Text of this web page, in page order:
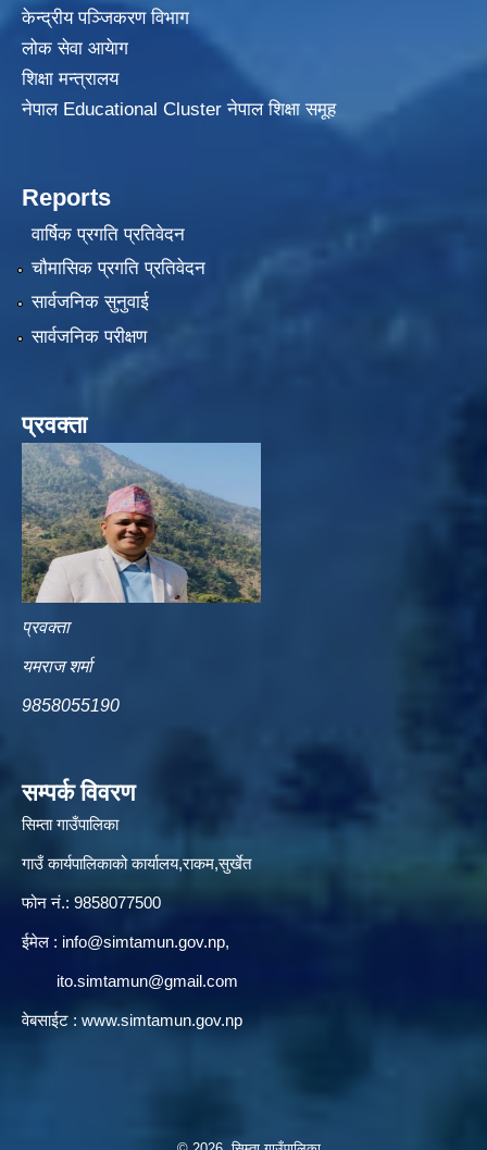
केन्द्रीय पञ्जिकरण विभाग
लोक सेवा आयेाग
शिक्षा मन्त्रालय
नेपाल Educational Cluster नेपाल शिक्षा समूह
Reports
वार्षिक प्रगति प्रतिवेदन
चौमासिक प्रगति प्रतिवेदन
सार्वजनिक सुनुवाई
सार्वजनिक परीक्षण
प्रवक्ता
प्रवक्ता
यमराज शर्मा
9858055190
सम्पर्क विवरण
सिम्ता गाउँपालिका
गाउँ कार्यपालिकाको कार्यालय,राकम,सुर्खेत
फोन नं.: 9858077500
ईमेल‌ : info@simtamun.gov.np,
ito.simtamun@gmail.com
वेबसाईट : www.simtamun.gov.np